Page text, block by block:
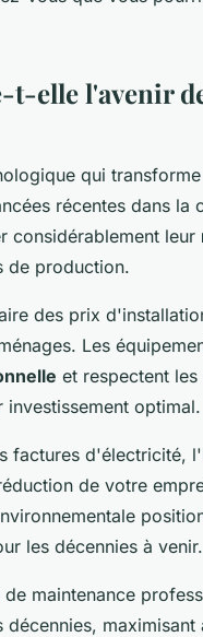
t-elle l'avenir
qui transforme
récentes dans la
considérablement leur
de production.
des prix
Les
et respectent les
investissement optimal.
factures d'électricité,
de votre
les décennies à venir.
maintenance
maximisant